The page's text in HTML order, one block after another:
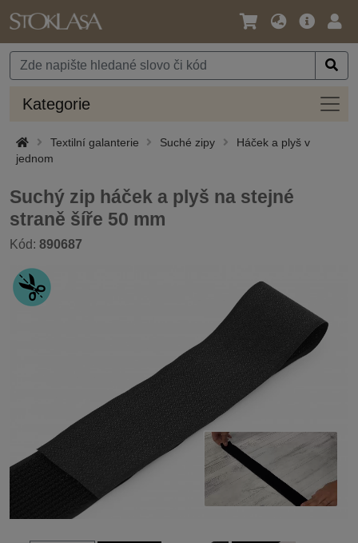
Jazyk
Měna
Hlavní
Kategorie
Textilní galanterie Suché zipy
Háček a plyš v
jednom
Suchý zip háček a plyš na stejné
straně šíře 50 mm
Kód: 890687